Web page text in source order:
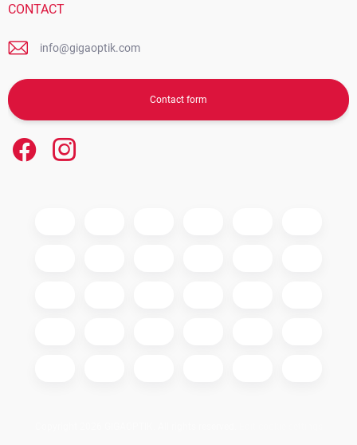
CONTACT
info@gigaoptik.com
Contact form